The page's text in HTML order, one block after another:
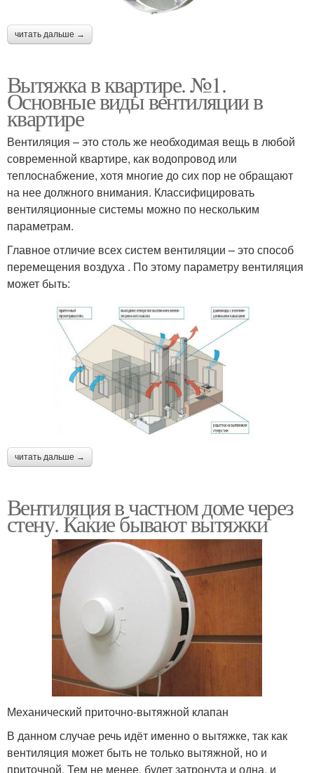
читать дальше →
Вытяжка в квартире. №1.
Основные виды вентиляции в
квартире
Вентиляция – это столь же необходимая вещь в любой
современной квартире, как водопровод или
теплоснабжение, хотя многие до сих пор не обращают
на нее должного внимания. Классифицировать
вентиляционные системы можно по нескольким
параметрам.
Главное отличие всех систем вентиляции – это способ
перемещения воздуха . По этому параметру вентиляция
может быть:
читать дальше →
Вентиляция в частном доме через
стену. Какие бывают вытяжки
Механический приточно-вытяжной клапан
В данном случае речь идёт именно о вытяжке, так как
вентиляция может быть не только вытяжной, но и
приточной. Тем не менее, будет затронута и одна, и